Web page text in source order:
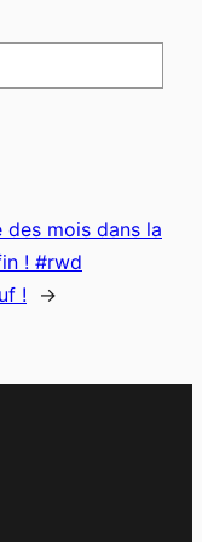
mois dans la
! #rwd
! →